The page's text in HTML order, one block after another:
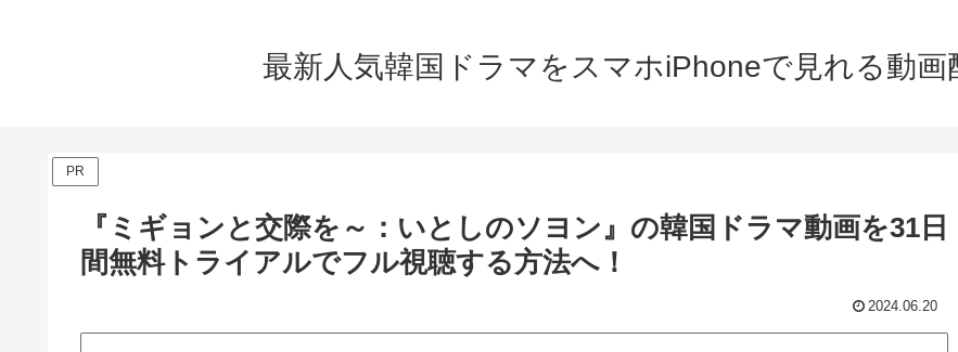
最新人気韓国ドラマをスマホiPhoneで見れる動画
PR
『ミギョンと交際を～：いとしのソヨン』の韓国ドラマ動画を31日
間無料トライアルでフル視聴する方法へ！
2024.06.20